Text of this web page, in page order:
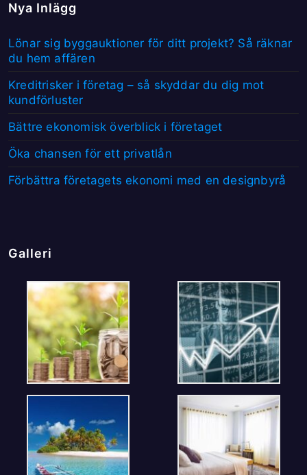
Nya Inlägg
Lönar sig byggauktioner för ditt projekt? Så räknar
du hem affären
Kreditrisker i företag – så skyddar du dig mot
kundförluster
Bättre ekonomisk överblick i företaget
Öka chansen för ett privatlån
Förbättra företagets ekonomi med en designbyrå
Galleri